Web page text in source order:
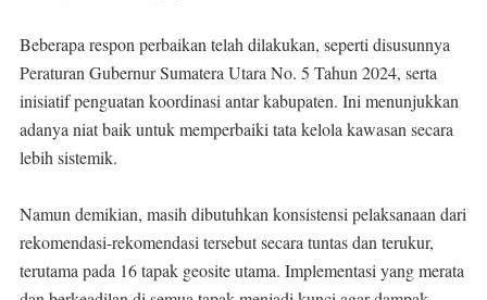
Beberapa respon perbaikan telah dilakukan, seperti disusunnya
Peraturan Gubernur Sumatera Utara No. 5 Tahun 2024, serta
inisiatif penguatan koordinasi antar kabupaten. Ini menunjukkan
adanya niat baik untuk memperbaiki tata kelola kawasan secara
lebih sistemik.
Namun demikian, masih dibutuhkan konsistensi pelaksanaan dari
rekomendasi-rekomendasi tersebut secara tuntas dan terukur,
terutama pada 16 tapak geosite utama. Implementasi yang merata